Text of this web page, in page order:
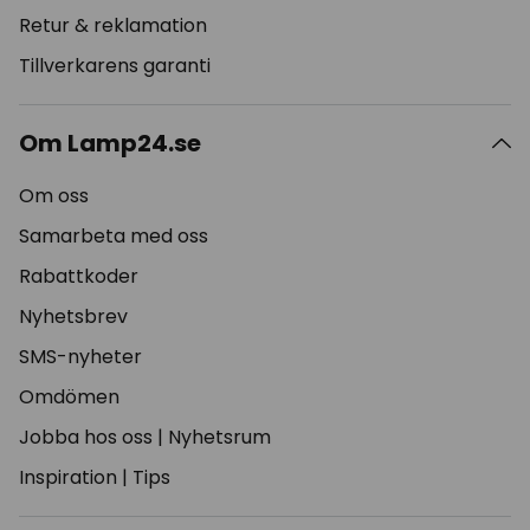
Retur & reklamation
Tillverkarens garanti
Om Lamp24.se
Om oss
Samarbeta med oss
Rabattkoder
Nyhetsbrev
SMS-nyheter
Omdömen
Jobba hos oss | Nyhetsrum
Inspiration | Tips